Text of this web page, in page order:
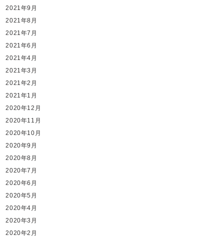
2021年9月
2021年8月
2021年7月
2021年6月
2021年4月
2021年3月
2021年2月
2021年1月
2020年12月
2020年11月
2020年10月
2020年9月
2020年8月
2020年7月
2020年6月
2020年5月
2020年4月
2020年3月
2020年2月